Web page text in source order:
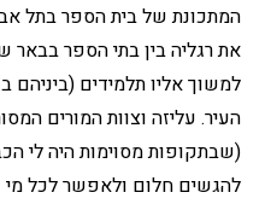
המתכונת של בית הספר בתל
את רגליה בין בתי הספר
למשוך אליו תלמידים (ביניהם
העיר. עליזה וצוות המורים
(שבתקופות מסוימות היה לי
להגשים חלום ולאפשר לכל